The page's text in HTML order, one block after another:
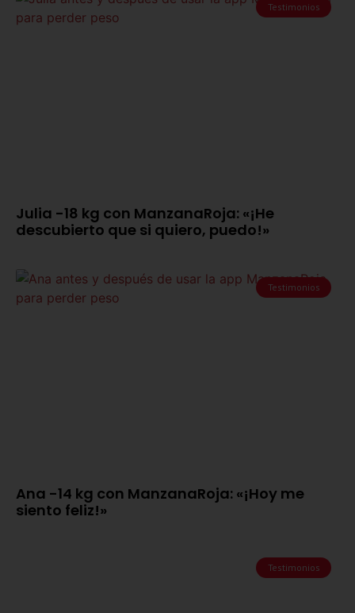
Testimonios
Julia -18 kg con ManzanaRoja: «¡He
descubierto que si quiero, puedo!»
Testimonios
Ana -14 kg con ManzanaRoja: «¡Hoy me
siento feliz!»
Testimonios